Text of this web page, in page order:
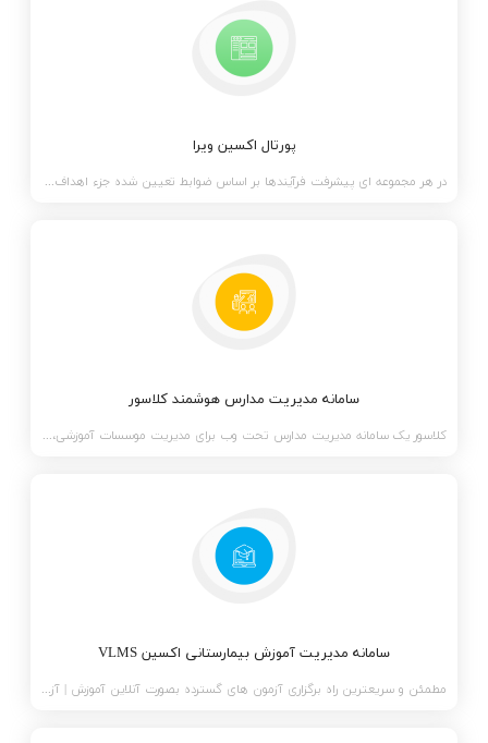
پورتال اکسین ویرا
در هر مجموعه ای پیشرفت فرآیندها بر اساس ضوابط تعیین شده جزء اهداف تاکتیکی آن مجموعه بشمارمی آیند، چر
سامانه مدیریت مدارس هوشمند کلاسور
کلاسور یک سامانه مدیریت مدارس تحت وب برای مدیریت موسسات آموزشی، آموزشگاه و مدارس می باشد که امکانات
سامانه مدیریت آموزش بیمارستانی اکسین VLMS
مطمئن و سریعترین راه برگزاری آزمون های گسترده بصورت آنلاین آموزش | آزمون | گواهینامه حذف مشکلات